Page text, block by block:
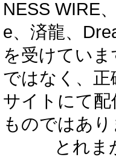
NESS WIRE
e、済龍、
を受けてい
ではなく、
サイトにて
ものではあり
とれま